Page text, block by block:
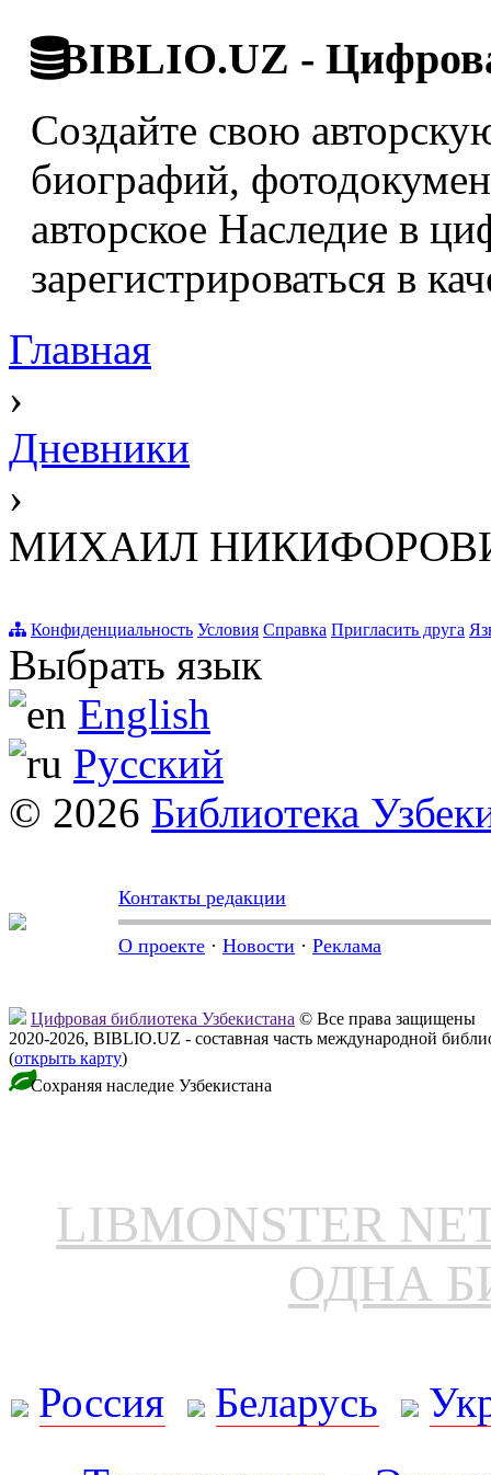
BIBLIO.UZ -
Создайте свою
биографий,
авторское Наследие в
зарегистрироваться в
Главная
›
Дневники
›
МИХАИЛ
Конфиденциальность Условия Справка Пригласить друга
Выбрать язык
English
Русский
© 2026 Библиотека
Контакты редакции
О проекте · Новости · Реклама
Цифровая библиотека Узбекистана © Все права защищены
2020-2026, BIBLIO.UZ - составная часть международной
(открыть карту)
Сохраняя наследие Узбекистана
LIBMONSTER
ОДНА
Россия Беларусь